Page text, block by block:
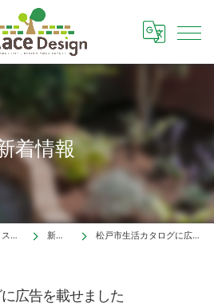
着情報
千葉のエクステリアはプレイスデザイン株式会社 新着情報 松戸市生活カタログに広告を載せました
広告を載せました